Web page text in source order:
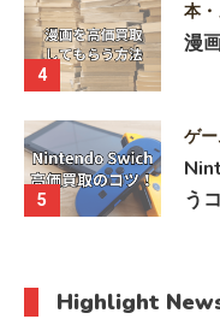
4
本
漫
5
ゲー
う
Highlight